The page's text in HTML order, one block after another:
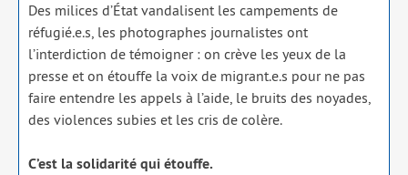
Des milices d’État van­da­lisent les cam­pe­ments de
réfugié.e.s, les pho­to­graphes jour­na­listes ont
l’interdiction de témoi­gner : on crève les yeux de la
presse et on étouffe la voix de migrant.e.s pour ne pas
faire entendre les appels à l’aide, le bruits des noyades,
des vio­lences subies et les cris de colère.
C’est la soli­da­ri­té qui étouffe.